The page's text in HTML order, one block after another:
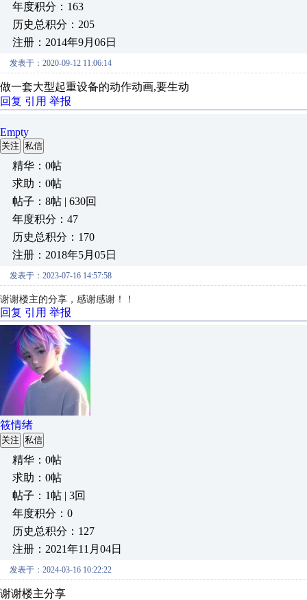
年度积分：163
历史总积分：205
注册：2014年9月06日
发表于：2020-09-12 11:06:14
做一套大型起重设备的动作动画,要生动
回复 引用 举报
Empty
关注 私信
精华：0帖
求助：0帖
帖子：8帖 | 630回
年度积分：47
历史总积分：170
注册：2018年5月05日
发表于：2023-07-16 14:57:58
谢谢楼主的分享，感谢感谢！！
回复 引用 举报
筱情绪
关注 私信
精华：0帖
求助：0帖
帖子：1帖 | 3回
年度积分：0
历史总积分：127
注册：2021年11月04日
发表于：2024-03-16 10:22:22
谢谢楼主分享